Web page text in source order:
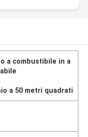
a combustibile in a
a 50 metri quadrati